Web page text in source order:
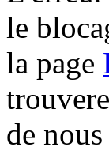
le
la page
de